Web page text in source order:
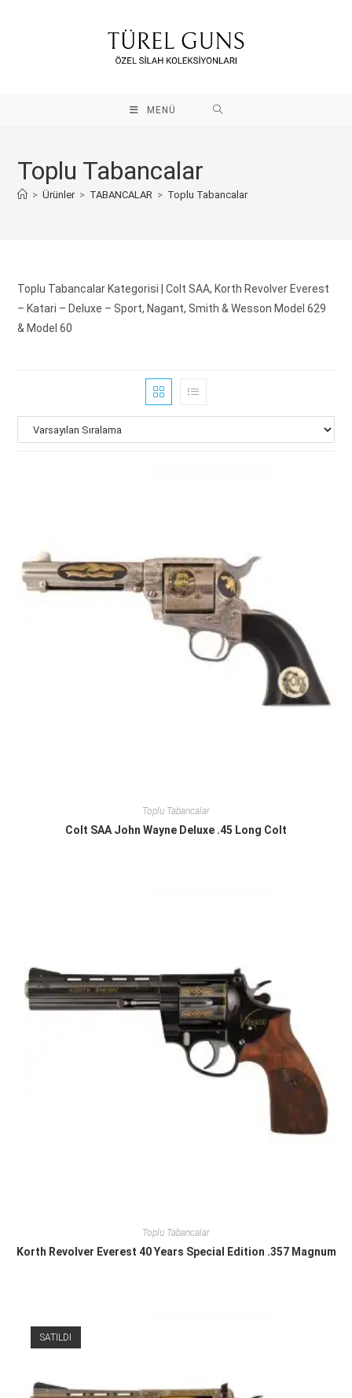
MENÜ
Toplu Tabancalar
> Ürünler > TABANCALAR > Toplu Tabancalar
Toplu Tabancalar Kategorisi | Colt SAA, Korth Revolver Everest
– Katari – Deluxe – Sport, Nagant, Smith & Wesson Model 629
& Model 60
Toplu Tabancalar
Colt SAA John Wayne Deluxe .45 Long Colt
Toplu Tabancalar
Korth Revolver Everest 40 Years Special Edition .357 Magnum
SATILDI